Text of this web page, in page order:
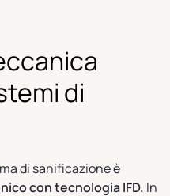
di
di sanificazione è
con tecnologia IFD. In